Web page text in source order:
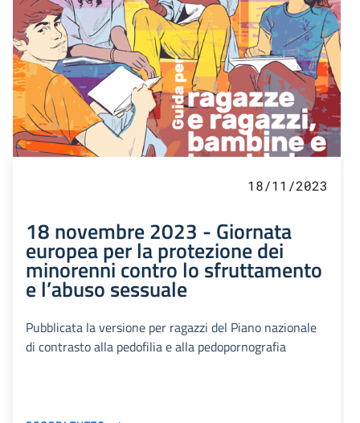
18/11/2023
18 novembre 2023 - Giornata
europea per la protezione dei
minorenni contro lo sfruttamento
e l’abuso sessuale
Pubblicata la versione per ragazzi del Piano nazionale
di contrasto alla pedofilia e alla pedopornografia